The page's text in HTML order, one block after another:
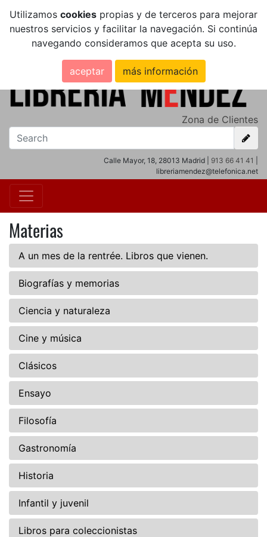
Utilizamos cookies propias y de terceros para mejorar
nuestros servicios y facilitar la navegación. Si continúa
navegando consideramos que acepta su uso.
aceptar más información
Zona de Clientes
Calle Mayor, 18, 28013 Madrid | 913 66 41 41
libreriamendez@telefonica.net
Materias
A un mes de la rentrée. Libros que vienen.
Biografías y memorias
Ciencia y naturaleza
Cine y música
Clásicos
Ensayo
Filosofía
Gastronomía
Historia
Infantil y juvenil
Libros para coleccionistas